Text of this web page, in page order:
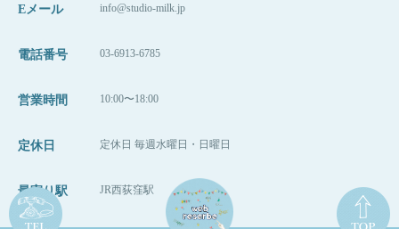
Eメール info@studio-milk.jp
電話番号 03-6913-6785
営業時間 10:00〜18:00
定休日 定休日 毎週水曜日・日曜日
最寄り駅 JR西荻窪駅